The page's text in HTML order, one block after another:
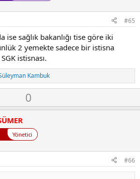
o
t
e
#65
ise sağlık bakanlığı tise göre iki
2 yemekte sadece bir istisna
istisnası.
Kambuk
O
y
l
a
0
o
o
t
e
Yönetici
#66